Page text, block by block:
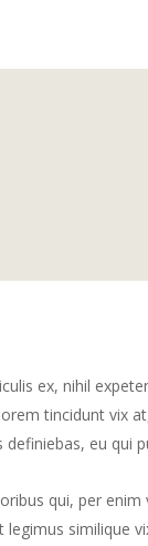
ex, nihil
tincidunt vix
eu qui
qui, per
similique